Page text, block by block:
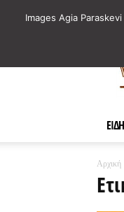
Αρχική
Images Agia Paraskevi